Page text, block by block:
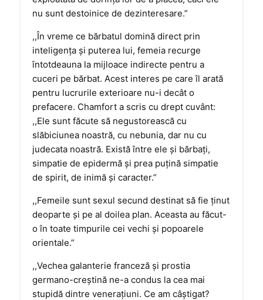
nu sunt destoinice de dezinteresare.”
,,În vreme ce bărbatul domină direct prin
inteligenţa şi puterea lui, femeia recurge
întotdeauna la mijloace indirecte pentru a
cuceri pe bărbat. Acest interes pe care îl arată
pentru lucrurile exterioare nu-i decât o
prefacere. Chamfort a scris cu drept cuvânt:
,,Ele sunt făcute să negustorească cu
slăbiciunea noastră, cu nebunia, dar nu cu
judecata noastră. Există între ele şi bărbaţi,
simpatie de epidermă şi prea puţină simpatie
de spirit, de inimă şi caracter.”
,,Femeile sunt sexul secund destinat să fie ţinut
deoparte şi pe al doilea plan. Aceasta au făcut-
o în toate timpurile cei vechi şi popoarele
orientale.”
,,Vechea galanterie franceză şi prostia
germano-creştină ne-a condus la cea mai
stupidă dintre veneraţiuni. Ce am câştigat?